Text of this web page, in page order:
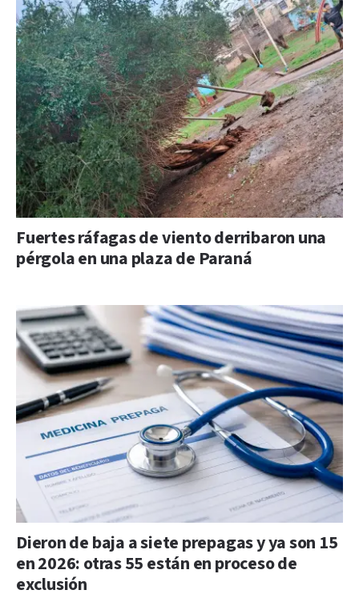
Fuertes ráfagas de viento derribaron una
pérgola en una plaza de Paraná
Dieron de baja a siete prepagas y ya son 15
en 2026: otras 55 están en proceso de
exclusión